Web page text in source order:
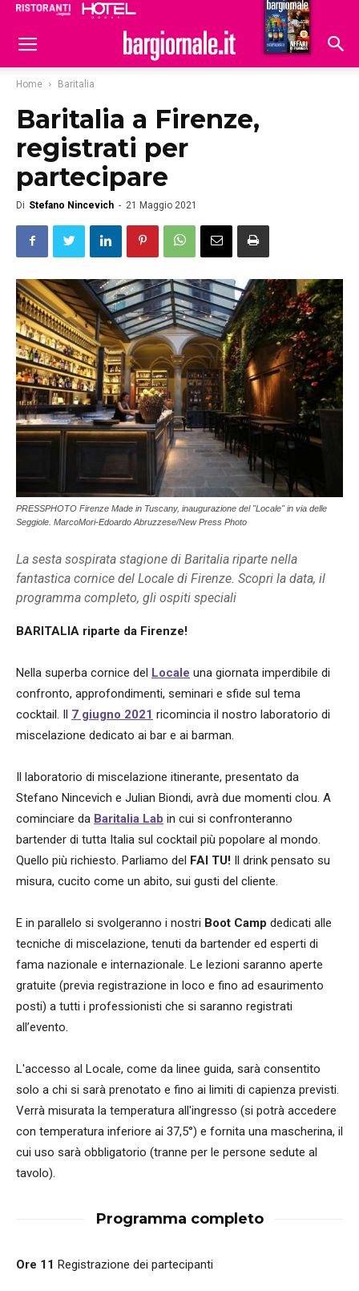
Hoteldomani
Home Baritalia
Baritalia a Firenze,
registrati per
partecipare
Di Stefano Nincevich - 21 Maggio 2021
PRESSPHOTO Firenze Made in Tuscany, inaugurazione del "Locale" in via delle
Seggiole. MarcoMori-Edoardo Abruzzese/New Press Photo
La sesta sospirata stagione di Baritalia riparte nella
fantastica cornice del Locale di Firenze. Scopri la data, il
programma completo, gli ospiti speciali
BARITALIA riparte da Firenze!
Nella superba cornice del Locale una giornata imperdibile di
confronto, approfondimenti, seminari e sfide sul tema
cocktail. Il 7 giugno 2021 ricomincia il nostro laboratorio di
miscelazione dedicato ai bar e ai barman.
Il laboratorio di miscelazione itinerante, presentato da
Stefano Nincevich e Julian Biondi, avrà due momenti clou. A
cominciare da Baritalia Lab in cui si confronteranno
bartender di tutta Italia sul cocktail più popolare al mondo.
Quello più richiesto. Parliamo del FAI TU! Il drink pensato su
misura, cucito come un abito, sui gusti del cliente.
E in parallelo si svolgeranno i nostri Boot Camp dedicati alle
tecniche di miscelazione, tenuti da bartender ed esperti di
fama nazionale e internazionale. Le lezioni saranno aperte
gratuite (previa registrazione in loco e fino ad esaurimento
posti) a tutti i professionisti che si saranno registrati
all’evento.
L'accesso al Locale, come da linee guida, sarà consentito
solo a chi si sarà prenotato e fino ai limiti di capienza previsti.
Verrà misurata la temperatura all'ingresso (si potrà accedere
con temperatura inferiore ai 37,5°) e fornita una mascherina, il
cui uso sarà obbligatorio (tranne per le persone sedute al
tavolo).
Programma completo
Ore 11 Registrazione dei partecipanti